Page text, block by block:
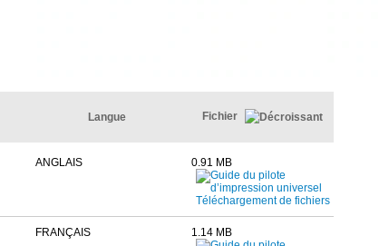
Langue Fichier
ANGLAIS 0.91 MB
FRANÇAIS 1.14 MB